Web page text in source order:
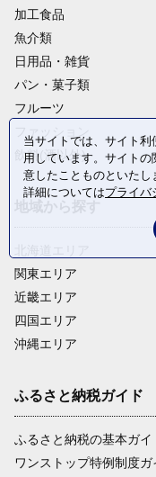
加工食品
魚介類
日用品・雑貨
パン・菓子類
フルーツ
飲料(酒以外)
関東エリア
近畿エリア
四国エリア
沖縄エリア
ふるさと納税ガイド
ふるさと納税の基本ガイ
ワンストップ特例制度ガ
当サイトでは、サイト
用しています。サイト
意したことものといたし
詳細についてはプライバ